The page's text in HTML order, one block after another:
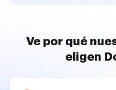
Ve por qué
eligen